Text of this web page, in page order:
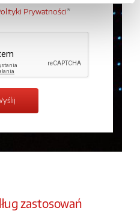
Prywatności*
zastosowań